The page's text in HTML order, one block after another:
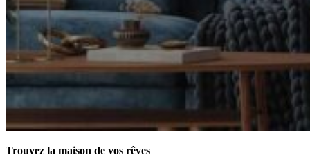
Trouvez la maison de vos rêves